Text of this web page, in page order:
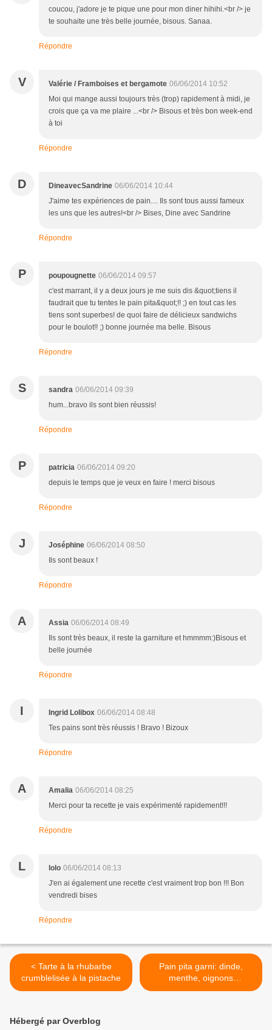
coucou, j'adore je te pique une pour mon diner hihihi.<br /> je
te souhaite une très belle journée, bisous. Sanaa.
Répondre
V Valérie / Framboises et bergamote 06/06/2014 10:52
Moi qui mange aussi toujours très (trop) rapidement à midi, je
crois que ça va me plaire ...<br /> Bisous et très bon week-end
à toi
Répondre
D DineavecSandrine 06/06/2014 10:44
J'aime tes expériences de pain.... Ils sont tous aussi fameux
les uns que les autres!<br /> Bises, Dine avec Sandrine
Répondre
P poupougnette 06/06/2014 09:57
c'est marrant, il y a deux jours je me suis dis &quot;tiens il
faudrait que tu tentes le pain pita&quot;!! ;) en tout cas les
tiens sont superbes! de quoi faire de délicieux sandwichs
pour le boulot!! ;) bonne journée ma belle. Bisous
Répondre
S sandra 06/06/2014 09:39
hum...bravo ils sont bien réussis!
Répondre
P patricia 06/06/2014 09:20
depuis le temps que je veux en faire ! merci bisous
Répondre
J Joséphine 06/06/2014 08:50
Ils sont beaux !
Répondre
A Assia 06/06/2014 08:49
Ils sont très beaux, il reste la garniture et hmmmm:)Bisous et
belle journée
Répondre
I Ingrid Lolibox 06/06/2014 08:48
Tes pains sont très réussis ! Bravo ! Bizoux
Répondre
A Amalia 06/06/2014 08:25
Merci pour ta recette je vais expérimenté rapidement!!!
Répondre
L lolo 06/06/2014 08:13
J'en ai également une recette c'est vraiment trop bon !!! Bon
vendredi bises
Répondre
< Tarte à la rhubarbe
crumblelisée à la pistache
Pain pita garni: dinde,
menthe, oignons
caramélisés... >
Hébergé par Overblog